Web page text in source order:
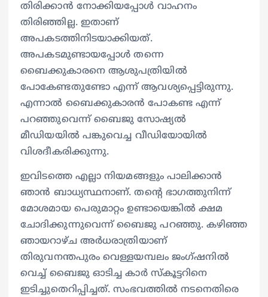
തിരിക്കാൻ നോക്കിയപ്പോൾ വാഹനം
തിരിഞ്ഞില്ല. ഇതാണ്
അപകടത്തിനിടയാക്കിയത്.
അപകടമുണ്ടായപ്പോൾ തന്നെ
ബൈക്കുകാരനെ ആശുപത്രിയിൽ
പോകേണ്ടതുണ്ടോ എന്ന് ആവശ്യപ്പെട്ടിരുന്നു.
എന്നാൽ ബൈക്കുകാരൻ പോകണ്ട എന്ന്
പറഞ്ഞുവെന്ന് ബൈജു സോഷ്യൽ
മീഡിയയിൽ പങ്കുവെച്ച വീഡിയോയിൽ
വിശദീകരിക്കുന്നു.
ഇവിടത്തെ എല്ലാ നിയമങ്ങളും പാലിക്കാൻ
ഞാൻ ബാധ്യസ്ഥനാണ്. തന്റെ ഭാഗത്തുനിന്ന്
മോശമായ പെരുമാറ്റം ഉണ്ടായെങ്കിൽ ക്ഷമ
ചോദിക്കുന്നുവെന്ന് ബൈജു പറഞ്ഞു. കഴിഞ്ഞ
ഞായറാഴ്ച അർധരാത്രിയാണ്
തിരുവനന്തപുരം വെള്ളയമ്പലം ജംഗ്ഷനിൽ
വെച്ച് ബൈജു ഓടിച്ച കാർ സ്കൂട്ടറിനെ
ഇടിച്ചുതെറിപ്പിച്ചത്. സംഭവത്തിൽ നടനെതിരെ